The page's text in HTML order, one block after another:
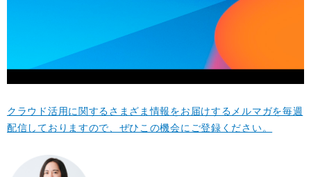
クラウド活用に関するさまざま情報をお届けするメルマガを毎週
配信しておりますので、ぜひこの機会にご登録ください。